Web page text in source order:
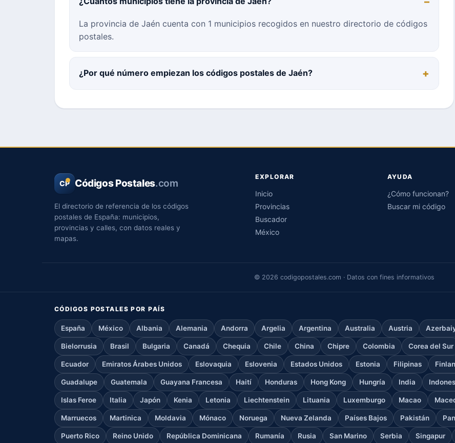
La provincia de Jaén cuenta con 1 municipios recogidos en nuestro directorio de códigos
postales.
¿Por qué número empiezan los códigos postales de Jaén?
CP Códigos Postales.com
El directorio de referencia de los códigos
postales de España: municipios,
provincias y calles, con datos reales y
mapas.
EXPLORAR
Inicio
Provincias
Buscador
México
AYUDA
¿Cómo funcionan?
Buscar mi código
© 2026 codigopostales.com · Datos con fines informativos
CÓDIGOS POSTALES POR PAÍS
España México Albania Alemania Andorra Argelia Argentina Australia Austria
Bielorrusia Brasil Bulgaria Canadá Chequia Chile China Chipre Colombia Corea del Sur
Ecuador Emiratos Árabes Unidos Eslovaquia Eslovenia Estados Unidos Estonia Filipinas
Guadalupe Guatemala Guayana Francesa Haití Honduras Hong Kong Hungría India
Islas Feroe Italia Japón Kenia Letonia Liechtenstein Lituania Luxemburgo Macao
Marruecos Martinica Moldavia Mónaco Noruega Nueva Zelanda Países Bajos Pakistán
Puerto Rico Reino Unido República Dominicana Rumanía Rusia San Marino Serbia Singapur